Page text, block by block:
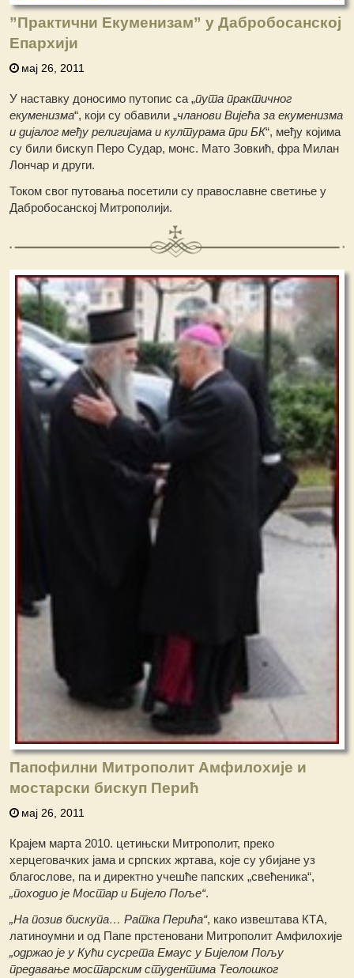
”Практични Екуменизам” у Дабробосанској
Епархији
мај 26, 2011
У наставку доносимо путопис са „пута практичног
екуменизма“, који су обавили „чланови Вијећа за екуменизма
и дијалог међу религијама и културама при БК“, међу којима
су били бискуп Перо Судар, монс. Мато Зовкић, фра Милан
Лончар и други.
Током свог путовања посетили су православне светиње у
Дабробосанској Митрополији.
Папофилни Митрополит Амфилохије и
мостарски бискуп Перић
мај 26, 2011
Крајем марта 2010. цетињски Митрополит, преко
херцеговачких јама и српских жртава, које су убијане уз
благослове, па и директно учешће папских „свећеника“,
„походио је Мостар и Бијело Поље“.
„На позив бискупа… Ратка Перића“, како извештава КТА,
латиноумни и од Папе прстеновани Митрополит Амфилохије
„одржао је у Кући сусрета Емаус у Бијелом Пољу
предавање мостарским студентима Теолошког